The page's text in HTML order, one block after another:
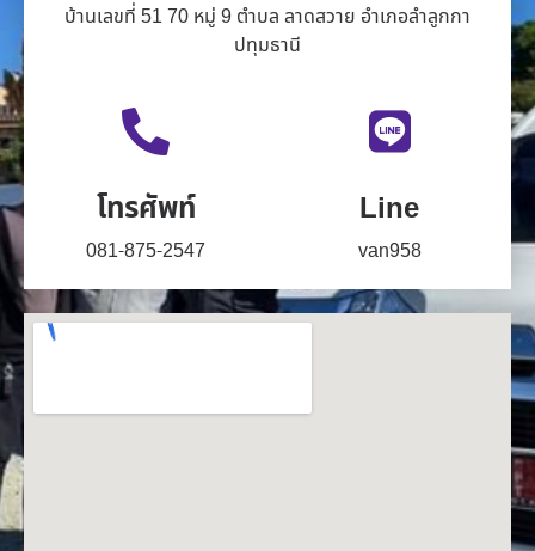
บ้านเลขที่ 51 70 หมู่ 9 ตำบล ลาดสวาย อำเภอลำลูกกา
ปทุมธานี
โทรศัพท์
081-875-2547
Line
van958